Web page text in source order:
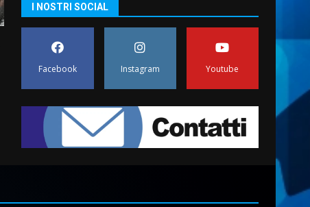
prima assoluta de “L’Albergo
Belvedere. Il rapimento”
6 Agosto 2026 06:15
appuntamento con “Fasano in
Banda”
7 Agosto 2026 06:05
I NOSTRI SOCIAL
Facebook Instagram Youtube